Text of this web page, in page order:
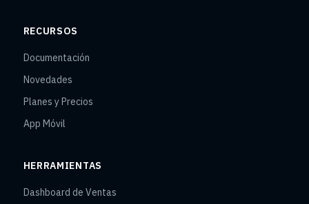
RECURSOS
Documentación
Novedades
Planes y Precios
App Móvil
HERRAMIENTAS
Dashboard de Ventas